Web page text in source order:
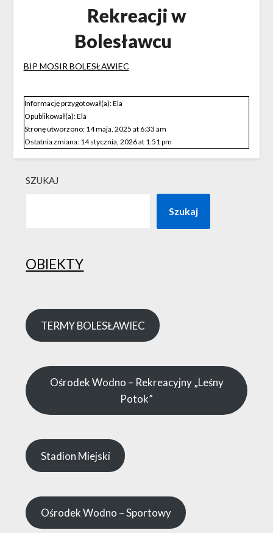
Rekreacji w
Bolesławcu
BIP MOSIR BOLESŁAWIEC
Informację przygotował(a):Ela
Opublikował(a):Ela
Stronę utworzono: 14 maja, 2025 at 6:33 am
Ostatnia zmiana: 14 stycznia, 2026 at 1:51 pm
SZUKAJ
Szukaj
OBIEKTY
TERMY BOLESŁAWIEC
Ośrodek Wodno – Rekreacyjny „Leśny
Potok”
Stadion Miejski
Ośrodek Wodno – Sportowy